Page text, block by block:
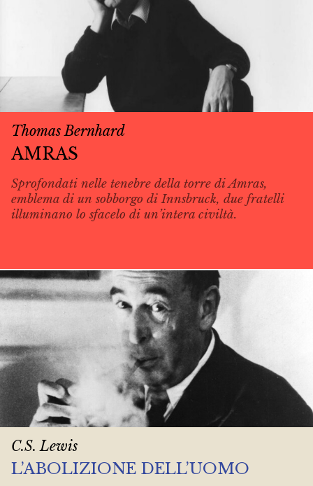
Thomas Bernhard
AMRAS
Sprofondati nelle tenebre della torre di Amras,
emblema di un sobborgo di Innsbruck, due fratelli
illuminano lo sfacelo di un’intera civiltà.
C.S. Lewis
L’ABOLIZIONE DELL’UOMO